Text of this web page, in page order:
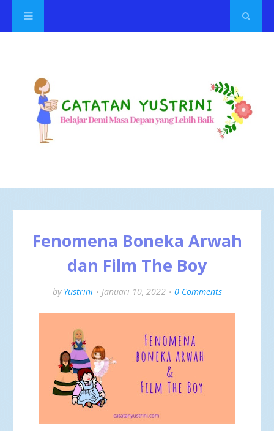
Fenomena Boneka Arwah
dan Film The Boy
by Yustrini Januari 10, 2022 0 Comments